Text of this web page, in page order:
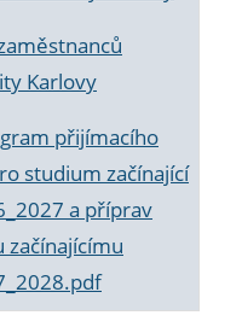
Karlovy
přijímacího
studium začínající
a příprav
začínajícímu